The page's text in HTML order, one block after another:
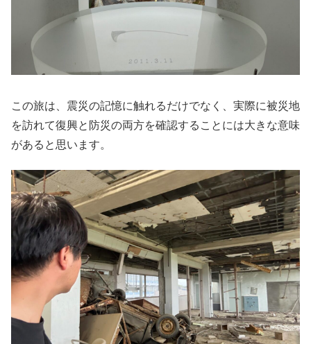
この旅は、震災の記憶に触れるだけでなく、実際に被災地
を訪れて復興と防災の両方を確認することには大きな意味
があると思います。